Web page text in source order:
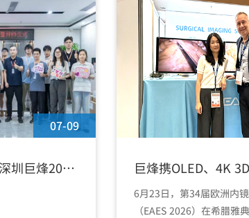
07-09
圳巨烽2026
巨烽携OLED、4K
术显示器亮相EAES
6月23日，第34届欧洲内
（EAES 2026）在希腊雅